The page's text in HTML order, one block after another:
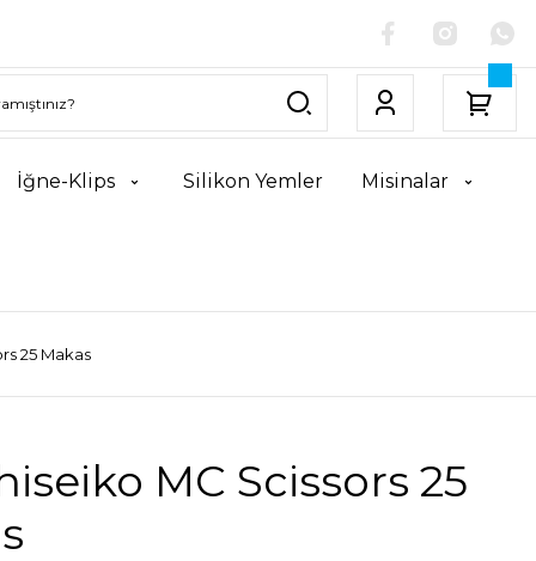
İğne-Klips Silikon Yemler Misinalar
25 Makas
MC Scissors 25